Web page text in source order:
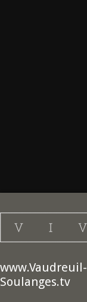
www.Vaudreuil-
Soulanges.tv